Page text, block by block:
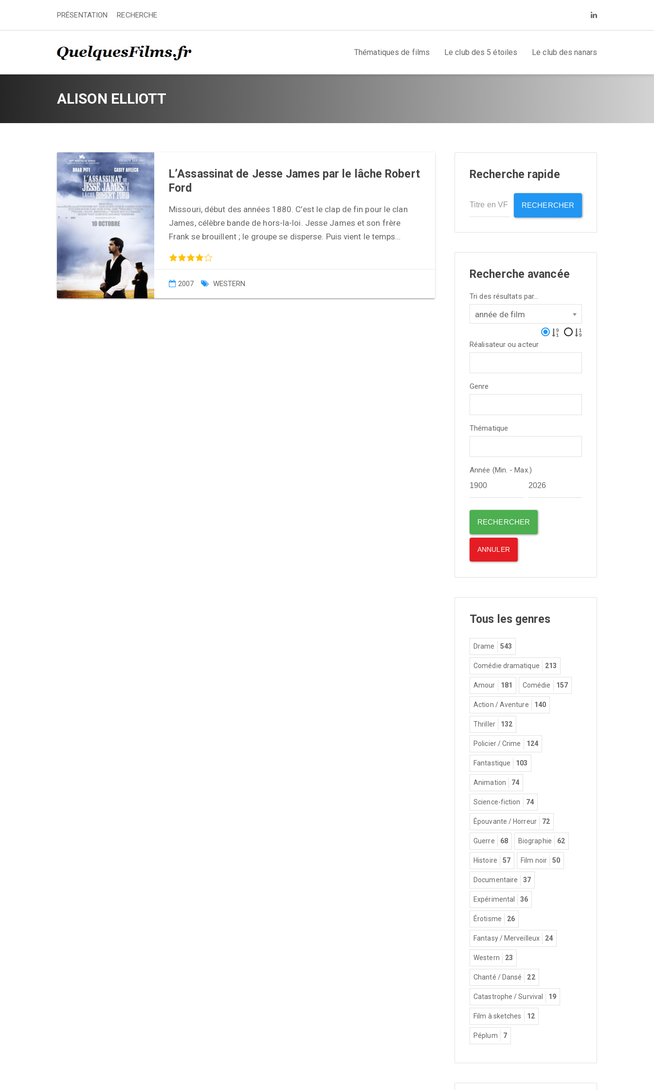
PRÉSENTATION RECHERCHE
Thématiques de films Le club des 5 étoiles Le club des nanars
ALISON ELLIOTT
L’Assassinat de Jesse James par le lâche Robert
Ford
Missouri, début des années 1880. C’est le clap de fin pour le clan
James, célèbre bande de hors-la-loi. Jesse James et son frère
Frank se brouillent ; le groupe se disperse. Puis vient le temps…
2007 WESTERN
Recherche rapide
RECHERCHER
Recherche avancée
Tri des résultats par...
année de film
Réalisateur ou acteur
Genre
Thématique
Année (Min. - Max.)
Tous les genres
Drame 543
Comédie dramatique 213
Amour 181 Comédie 157
Action / Aventure 140
Thriller 132
Policier / Crime 124
Fantastique 103
Animation 74
Science-fiction 74
Épouvante / Horreur 72
Guerre 68 Biographie 62
Histoire 57 Film noir 50
Documentaire 37
Expérimental 36
Érotisme 26
Fantasy / Merveilleux 24
Western 23
Chanté / Dansé 22
Catastrophe / Survival 19
Film à sketches 12
Péplum 7